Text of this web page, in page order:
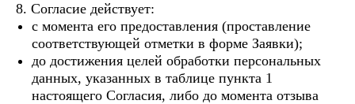
8. Согласие действует:
с момента его предоставления (проставление
соответствующей отметки в форме Заявки);
до достижения целей обработки персональных
данных, указанных в таблице пункта 1
настоящего Согласия, либо до момента отзыва